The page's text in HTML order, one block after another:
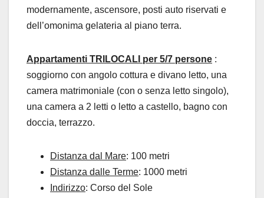
modernamente, ascensore, posti auto riservati e
dell’omonima gelateria al piano terra.
Appartamenti TRILOCALI per 5/7 persone :
soggiorno con angolo cottura e divano letto, una
camera matrimoniale (con o senza letto singolo),
una camera a 2 letti o letto a castello, bagno con
doccia, terrazzo.
Distanza dal Mare: 100 metri
Distanza dalle Terme: 1000 metri
Indirizzo: Corso del Sole